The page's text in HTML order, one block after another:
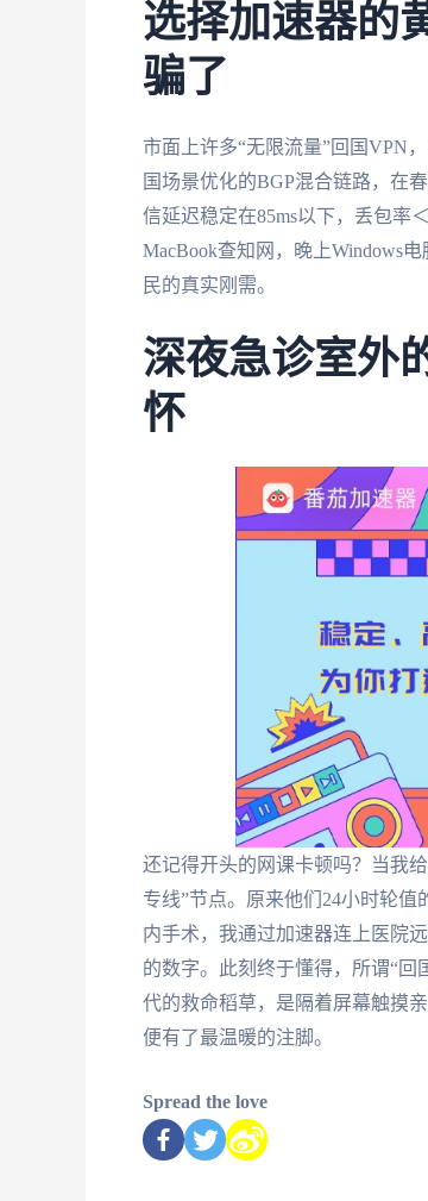
选择加速器的
骗了
市面上许多“无限流量”回国VPN
国场景优化的BGP混合链路，在
信延迟稳定在85ms以下，丢包率
MacBook查知网，晚上Windows
民的真实刚需。
深夜急诊室外
怀
还记得开头的网课卡顿吗？当我
专线”节点。原来他们24小时轮
内手术，我通过加速器连上医院
的数字。此刻终于懂得，所谓“
代的救命稻草，是隔着屏幕触摸
便有了最温暖的注脚。
Spread the love